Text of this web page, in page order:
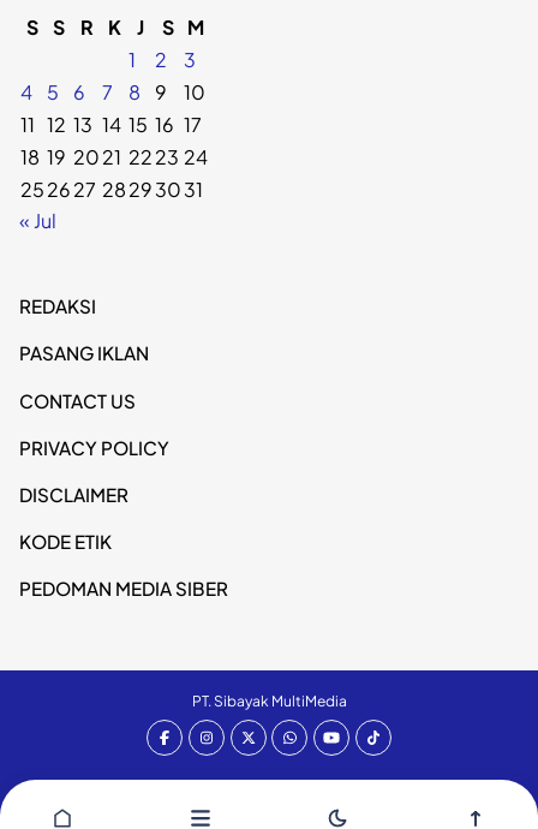
S S R K J S M
1
2
3
4
5 6 7 8 9
10
11 12 13 14 15 16 17
18 19 2021 2223 24
252627 28293031
« Jul
REDAKSI
PASANG IKLAN
CONTACT US
PRIVACY POLICY
DISCLAIMER
KODE ETIK
PEDOMAN MEDIA SIBER
PT. Sibayak MultiMedia